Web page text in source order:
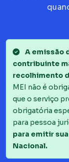
A emissão
contribuinte
recolhimento
MEI não é
que o serviço
obrigatória
para pessoa
para emitir
Nacional.